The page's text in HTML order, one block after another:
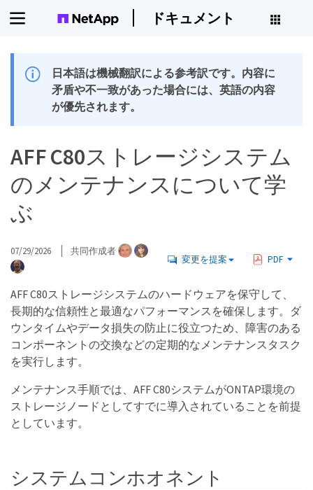
ドキュメント
日本語は機械翻訳による参考訳です。内容に
矛盾や不一致があった場合には、英語の内容
が優先されます。
AFF C80ストレージシステム
のメンテナンスについて学
ぶ
07/29/2026 共同作成者
変更を提案 PDF
AFF C80ストレージシステムのハードウェアを保守して、
長期的な信頼性と最適なパフォーマンスを確保します。ダ
ウンタイムやデータ損失の防止に役立つため、障害のある
コンポーネントの交換などの定期的なメンテナンスタスク
を実行します。
メンテナンス手順では、AFF C80システムがONTAP環境の
ストレージノードとしてすでに導入されていることを前提
としています。
システムコンホオネント